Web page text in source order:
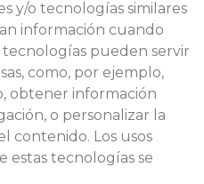
y/o tecnologías similares
información cuando
tecnologías pueden servir
como, por ejemplo,
obtener información
o personalizar la
contenido. Los usos
estas tecnologías se